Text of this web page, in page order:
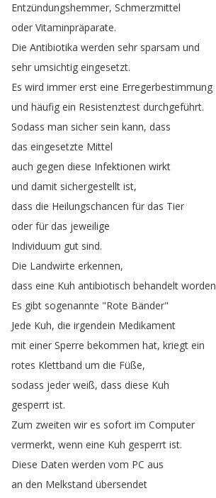
Entzündungshemmer, Schmerzmittel
oder Vitaminpräparate.
Die Antibiotika werden sehr sparsam und
sehr umsichtig eingesetzt.
Es wird immer erst eine Erregerbestimmung
und häufig ein Resistenztest durchgeführt.
Sodass man sicher sein kann, dass
das eingesetzte Mittel
auch gegen diese Infektionen wirkt
und damit sichergestellt ist,
dass die Heilungschancen für das Tier
oder für das jeweilige
Individuum gut sind.
Die Landwirte erkennen,
dass eine Kuh antibiotisch behandelt worden
Es gibt sogenannte "Rote Bänder"
Jede Kuh, die irgendein Medikament
mit einer Sperre bekommen hat, kriegt ein
rotes Klettband um die Füße,
sodass jeder weiß, dass diese Kuh
gesperrt ist.
Zum zweiten wir es sofort im Computer
vermerkt, wenn eine Kuh gesperrt ist.
Diese Daten werden vom PC aus
an den Melkstand übersendet